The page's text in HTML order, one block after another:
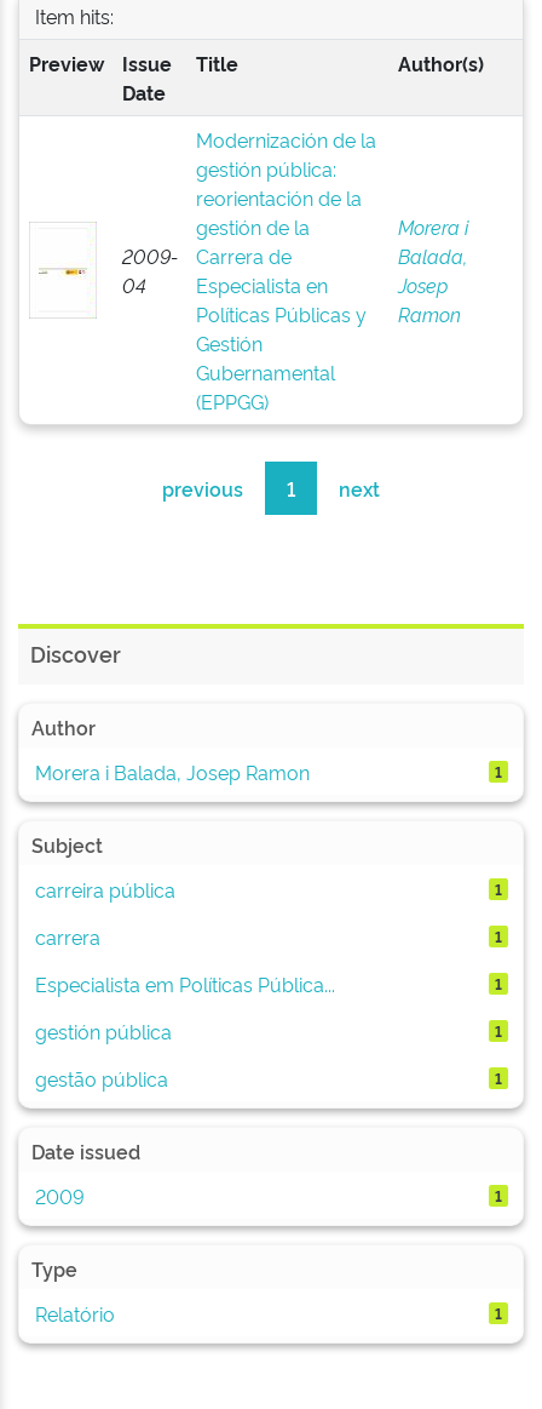
Item hits:
Preview
Issue
Date
Title Author(s)
2009-
04
Modernización de la
gestión pública:
reorientación de la
gestión de la
Carrera de
Especialista en
Políticas Públicas y
Gestión
Gubernamental
(EPPGG)
Morera i
Balada,
Josep
Ramon
previous 1 next
Discover
Author
Morera i Balada, Josep Ramon
1
Subject
carreira pública
1
carrera 1
Especialista em Políticas Pública... 1
gestión pública 1
gestão pública 1
Date issued
2009
1
Type
Relatório
1